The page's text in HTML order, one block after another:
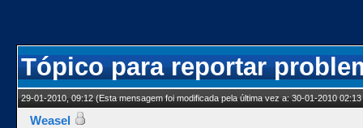
Tópico para reportar
29-01-2010, 09:12(Esta mensagem foi modificada pela última vez a: 30-01-2010
Weasel